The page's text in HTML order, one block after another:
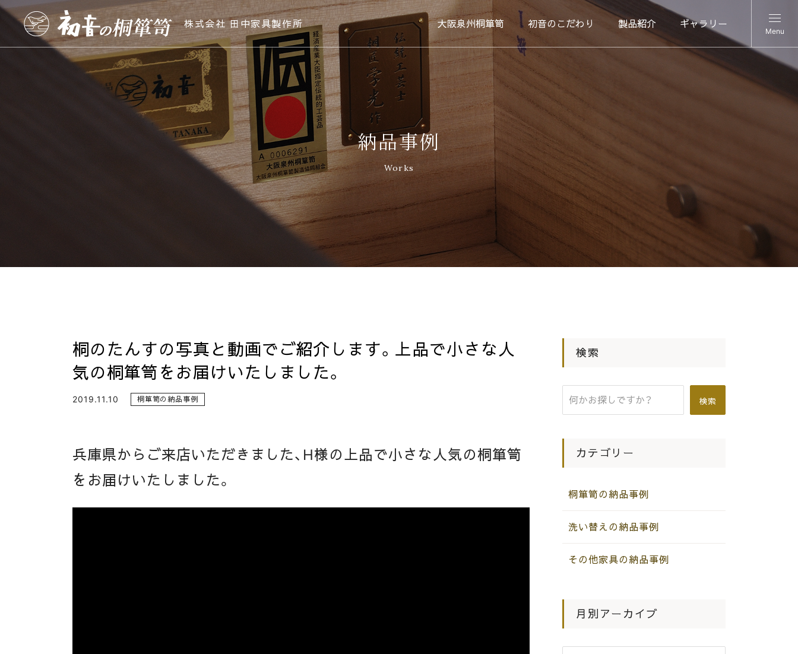
株式会社 田中家具製作所 大阪泉州桐箪笥 初音のこだわり 製品紹介 ギャラリー
Menu
納品事例
Works
桐のたんすの写真と動画でご紹介します。上品で小さな人
気の桐箪笥をお届けいたしました。
2019.11.10 桐箪笥の納品事例
兵庫県からご来店いただきました、H様の上品で小さな人気の桐箪笥
をお届けいたしました。
検索
検索
カテゴリー
桐箪笥の納品事例
洗い替えの納品事例
その他家具の納品事例
月別アーカイブ